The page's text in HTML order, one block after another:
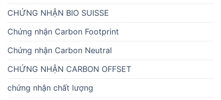
CHỨNG NHẬN BIO SUISSE
Chứng nhận Carbon Footprint
Chứng nhận Carbon Neutral
CHỨNG NHẬN CARBON OFFSET
chứng nhận chất lượng